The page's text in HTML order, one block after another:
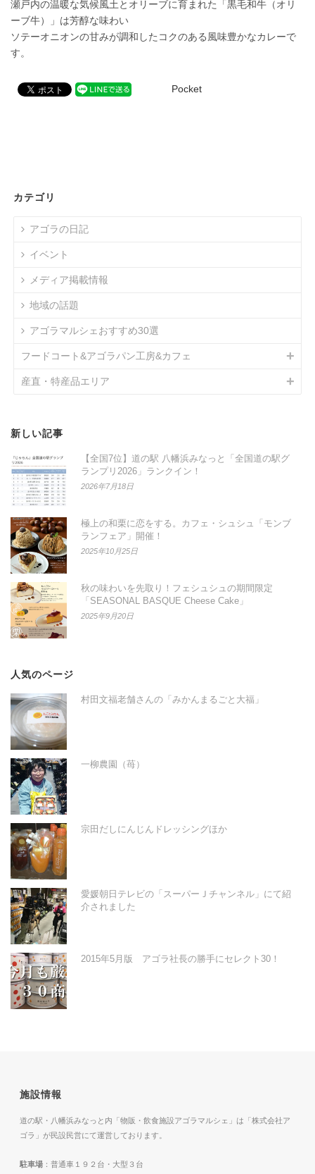
瀬戸内の温暖な気候風土とオリーブに育まれた「黒毛和牛（オリ
ーブ牛）」は芳醇な味わい
ソテーオニオンの甘みが調和したコクのある風味豊かなカレーで
す。
Pocket
カテゴリ
アゴラの日記
イベント
メディア掲載情報
地域の話題
アゴラマルシェおすすめ30選
フードコート&アゴラパン工房&カフェ
産直・特産品エリア
新しい記事
【全国7位】道の駅 八幡浜みなっと「全国道の駅グ
ランプリ2026」ランクイン！
2026年7月18日
極上の和栗に恋をする。カフェ・シュシュ「モンブ
ランフェア」開催！
2025年10月25日
秋の味わいを先取り！フェシュシュの期間限定
「SEASONAL BASQUE Cheese Cake」
2025年9月20日
人気のページ
村田文福老舗さんの「みかんまるごと大福」
一柳農園（苺）
宗田だしにんじんドレッシングほか
愛媛朝日テレビの「スーパーＪチャンネル」にて紹
介されました
2015年5月版 アゴラ社長の勝手にセレクト30！
施設情報
道の駅・八幡浜みなっと内「物販・飲食施設アゴラマルシェ」は「株式会社ア
ゴラ」が民設民営にて運営しております。
駐車場 ：普通車１９２台・大型３台